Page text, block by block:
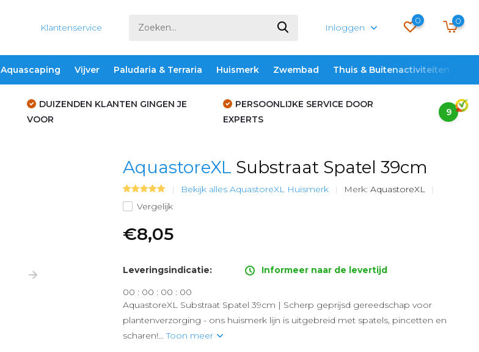
Klantenservice Inloggen
0 0
Aquascaping Vijver Paludaria & Terraria Huismerk Zwembad Thuis & Buitenactiviteiten
DUIZENDEN KLANTEN GINGEN JE
VOOR
PERSOONLIJKE SERVICE DOOR
EXPERTS
9
AquastoreXL Substraat Spatel 39cm
Bekijk alles AquastoreXL Huismerk Merk:AquastoreXL
Vergelijk
€8,05
Leveringsindicatie: Informeer naar de levertijd
00 : 00 : 00 : 00
AquastoreXL Substraat Spatel 39cm | Scherp geprijsd gereedschap voor
plantenverzorging - ons huismerk lijn is uitgebreid met spatels, pincetten en
scharen!...Toon meer